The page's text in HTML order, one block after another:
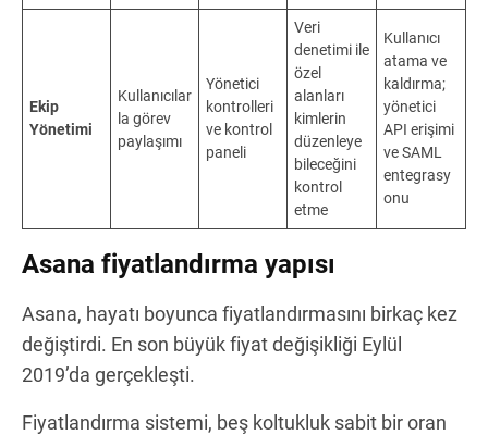
Ekip
Yönetimi
Kullanıcılar
la görev
paylaşımı
Yönetici
kontrolleri
ve kontrol
paneli
Veri
denetimi ile
özel
alanları
kimlerin
düzenleye
bileceğini
kontrol
etme
Kullanıcı
atama ve
kaldırma;
yönetici
API erişimi
ve SAML
entegrasy
onu
Asana fiyatlandırma yapısı
Asana, hayatı boyunca fiyatlandırmasını birkaç kez
değiştirdi. En son büyük fiyat değişikliği Eylül
2019’da gerçekleşti.
Fiyatlandırma sistemi, beş koltukluk sabit bir oran